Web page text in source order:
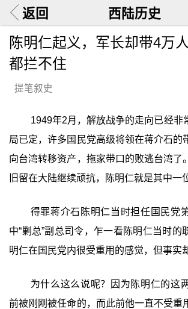
返回 西陆历史
陈明仁起义，军长却带4万
都拦不住
提笔叙史
1949年2月，解放战争的走向已经非
局已定，许多国民党高级将领在蒋介石的
向台湾转移资产，拖家带口的败逃台湾了
旧留在大陆继续顽抗，陈明仁就是其中一
得罪蒋介石陈明仁当时担任国民党
中“剿总”副总司令，乍一看陈明仁当时的
明仁在国民党内很受重用的感觉，但事实
为什么这么说呢？因为陈明仁的这
前被刚刚被任命的，而此前他一直不受重